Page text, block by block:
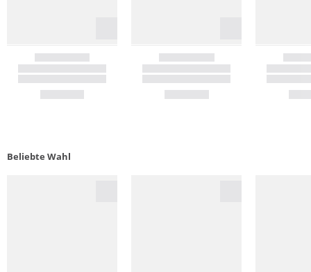
Beliebte Wahl